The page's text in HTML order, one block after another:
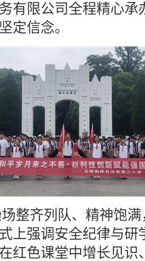
有限公司全程精心承
定信念。
整齐列队、精神饱
上强调安全纪律与研
红色课堂中增长见识